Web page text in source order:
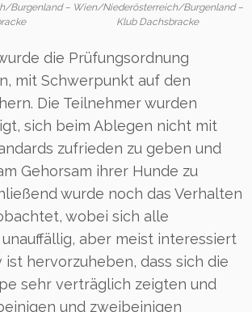
Burgenland – Wien/Niederösterreich/Burgenland –
Klub Dachsbracke
die Prüfungsordnung
mit Schwerpunkt auf den
Die Teilnehmer wurden
sich beim Ablegen nicht mit
zufrieden zu geben und
Gehorsam ihrer Hunde zu
wurde noch das Verhalten
wobei sich alle
aber meist interessiert
ist hervorzuheben, dass sich die
sehr verträglich zeigten und
und zweibeinigen